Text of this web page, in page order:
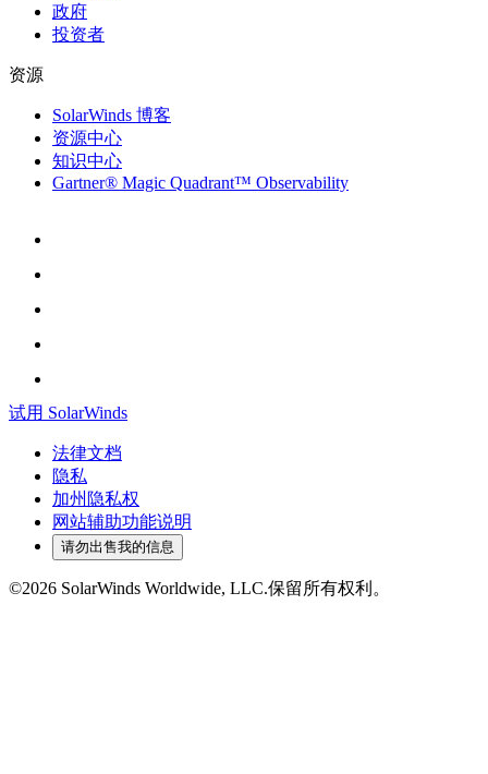
政府
投资者
资源
SolarWinds 博客
资源中心
知识中心
Gartner® Magic Quadrant™ Observability
试用 SolarWinds
法律文档
隐私
加州隐私权
网站辅助功能说明
请勿出售我的信息
©2026 SolarWinds Worldwide, LLC.保留所有权利。